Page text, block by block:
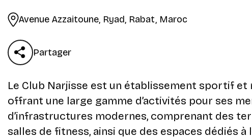
Avenue Azzaitoune, Ryad, Rabat, Maroc
Partager
Le Club Narjisse est un établissement sportif et
offrant une large gamme d’activités pour ses
d’infrastructures modernes, comprenant des
salles de fitness, ainsi que des espaces dédiés